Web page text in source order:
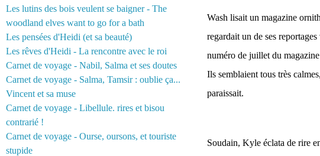
Les lutins des bois veulent se baigner - The
woodland elves want to go for a bath
Les pensées d'Heidi (et sa beauté)
Les rêves d'Heidi - La rencontre avec le roi
Carnet de voyage - Nabil, Salma et ses doutes
Carnet de voyage - Salma, Tamsir : oublie ça...
Vincent et sa muse
Carnet de voyage - Libellule. rires et bisou
contrarié !
Carnet de voyage - Ourse, oursons, et touriste
stupide
Wash lisait un magazine
regardait un de ses
numéro de juillet du
Ils semblaient tous très
paraissait.
Soudain, Kyle éclata de rire